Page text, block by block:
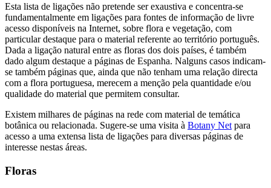
Esta lista de ligações não pretende ser exaustiva e concentra-se
fundamentalmente em ligações para fontes de informação de livre
acesso disponíveis na Internet, sobre flora e vegetação, com
particular destaque para o material referente ao território português.
Dada a ligação natural entre as floras dos dois países, é também
dado algum destaque a páginas de Espanha. Nalguns casos indicam-
se também páginas que, ainda que não tenham uma relação directa
com a flora portuguesa, merecem a menção pela quantidade e/ou
qualidade do material que permitem consultar.
Existem milhares de páginas na rede com material de temática
botânica ou relacionada. Sugere-se uma visita à Botany Net para
acesso a uma extensa lista de ligações para diversas páginas de
interesse nestas áreas.
Floras